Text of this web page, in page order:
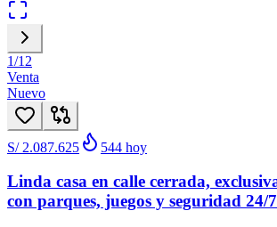
1/12
Venta
Nuevo
S/ 2.087.625 544 hoy
Linda casa en calle cerrada,
con parques, juegos y seguridad 24/7